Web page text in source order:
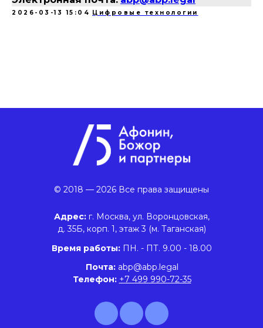
2026-03-13 15:04 Цифровые технологии
Адрес: г. Москва, ул. Воронцовская,
д. 35Б, корп. 1, этаж 3 (м. Таганская)
© 2018 — 2026 Все права защищены
Время работы: ПН. - ПТ. 9.00 - 18.00
Почта:abp@abp.legal
Телефон: +7 499 990-72-35